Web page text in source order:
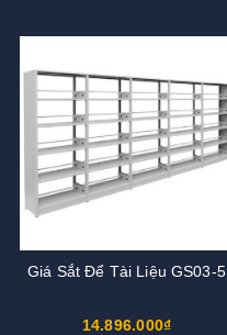
Giá Sắt Để Tài Liệu GS03-5
14.896.000₫